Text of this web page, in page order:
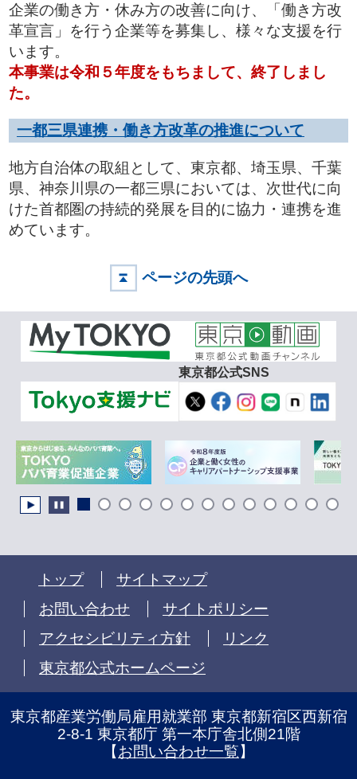
企業の働き方・休み方の改善に向け、「働き方改
革宣言」を行う企業等を募集し、様々な支援を行
います。
本事業は令和５年度をもちまして、終了しまし
た。
一都三県連携・働き方改革の推進について
地方自治体の取組として、東京都、埼玉県、千葉
県、神奈川県の一都三県においては、次世代に向
けた首都圏の持続的発展を目的に協力・連携を進
めています。
ページの先頭へ
東京都公式SNS
トップ
サイトマップ
お問い合わせ
サイトポリシー
アクセシビリティ方針
リンク
東京都公式ホームページ
東京都産業労働局雇用就業部 東京都新宿区西新宿
2-8-1 東京都庁 第一本庁舎北側21階
【お問い合わせ一覧】